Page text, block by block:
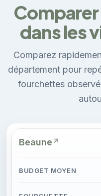
dans les
Comparez
département pour
fourchettes
Beaune